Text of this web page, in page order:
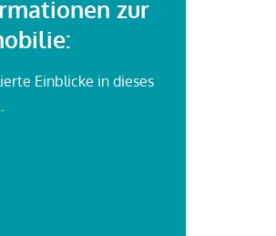
zur
Einblicke in dieses